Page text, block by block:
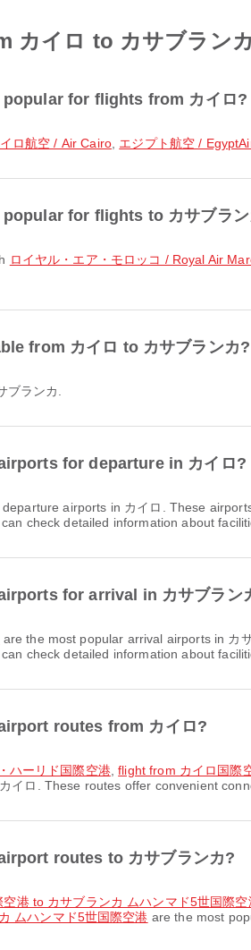
カイロ to カサブランカ
for flights from カイロ?
ロ航空 / Air Cairo エジプト航空 /
for flights to カサブラン
ロイヤル・エア・モロッコ / Royal Air
from カイロ to カサブランカ?
ブランカ.
for departure in カイロ?
airports in カイロ. These
check detailed information about
for arrival in カサブラン
are the most popular arrival airports in カ
check detailed information about
routes from カイロ?
ハーリド国際空港,flight from カイロ国際
イロ. These routes offer convenient
routes to カサブランカ?
港 to カサブランカ ムハンマド5世国際空
ムハンマド5世国際空港 are the most